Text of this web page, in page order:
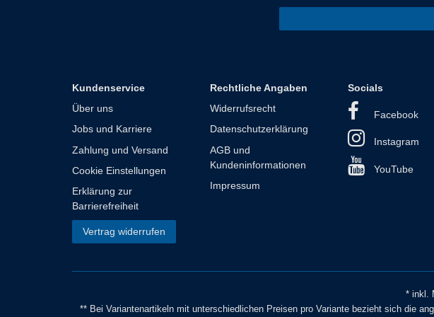
Kundenservice
Über uns
Jobs und Karriere
Zahlung und Versand
Cookie Einstellungen
Erklärung zur
Barrierefreiheit
Vertrag widerrufen
Rechtliche Angaben
Widerrufsrecht
Datenschutzerklärung
AGB und
Kundeninformationen
Impressum
Socials
Facebook
Instagram
YouTube
* inkl.
** Bei Variantenartikeln mit unterschiedlichen Preisen pro Variante bezieht sich die